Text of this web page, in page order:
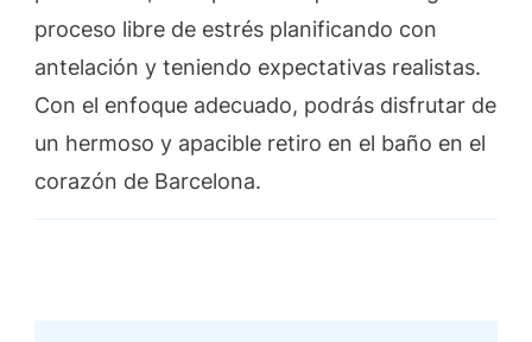
proceso libre de estrés planificando con
antelación y teniendo expectativas realistas.
Con el enfoque adecuado, podrás disfrutar de
un hermoso y apacible retiro en el baño en el
corazón de Barcelona.